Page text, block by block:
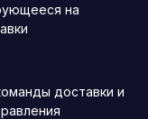
на
доставки и